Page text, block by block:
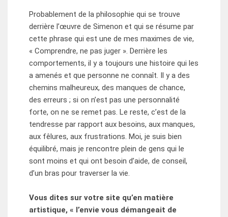
Probablement de la philosophie qui se trouve
derrière l’œuvre de Simenon et qui se résume par
cette phrase qui est une de mes maximes de vie,
« Comprendre, ne pas juger ». Derrière les
comportements, il y a toujours une histoire qui les
a amenés et que personne ne connaît. Il y a des
chemins malheureux, des manques de chance,
des erreurs ; si on n’est pas une personnalité
forte, on ne se remet pas. Le reste, c’est de la
tendresse par rapport aux besoins, aux manques,
aux fêlures, aux frustrations. Moi, je suis bien
équilibré, mais je rencontre plein de gens qui le
sont moins et qui ont besoin d’aide, de conseil,
d’un bras pour traverser la vie.
Vous dites sur votre site qu’en matière
artistique, « l’envie vous démangeait de